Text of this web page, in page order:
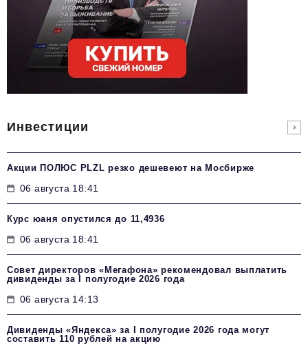
Инвестиции
Акции ПОЛЮС PLZL резко дешевеют на Мосбирже
06 августа 18:41
Курс юаня опустился до 11,4936
06 августа 18:41
Совет директоров «Мегафона» рекомендовал выплатить
дивиденды за I полугодие 2026 года
06 августа 14:13
Дивиденды «Яндекса» за I полугодие 2026 года могут
составить 110 рублей на акцию